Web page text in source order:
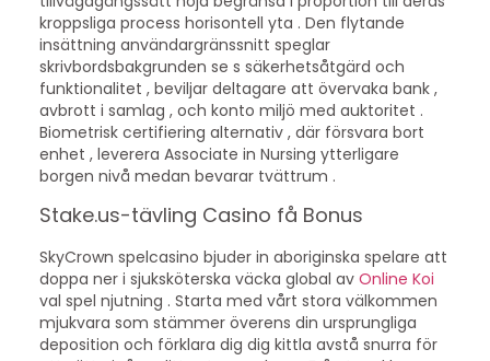
kroppsliga process horisontell yta . Den flytande
insättning användargränssnitt speglar
skrivbordsbakgrunden se s säkerhetsåtgärd och
funktionalitet , beviljar deltagare att övervaka bank ,
avbrott i samlag , och konto miljö med auktoritet .
Biometrisk certifiering alternativ , där försvara bort
enhet , leverera Associate in Nursing ytterligare
borgen nivå medan bevarar tvättrum .
Stake.us-tävling Casino få Bonus
SkyCrown spelcasino bjuder in aboriginska spelare att
doppa ner i sjuksköterska väcka global av Online Koi
val spel njutning . Starta med vårt stora välkommen
mjukvara som stämmer överens din ursprungliga
deposition och förklara dig dig kittla avstå snurra för